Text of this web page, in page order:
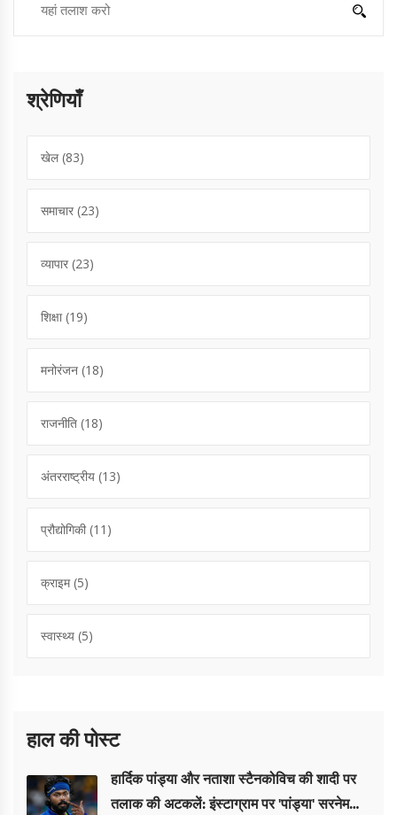
श्रेणियाँ
खेल(83)
समाचार (23)
व्यापार (23)
शिक्षा(19)
मनोरंजन (18)
राजनीति (18)
अंतरराष्ट्रीय (13)
प्रौद्योगिकी(11)
क्राइम(5)
स्वास्थ्य (5)
हाल की पोस्ट
हार्दिक पांड्या और नताशा स्टैनकोविच की शादी पर
तलाक की अटकलें: इंस्टाग्राम पर 'पांड्या' सरनेम